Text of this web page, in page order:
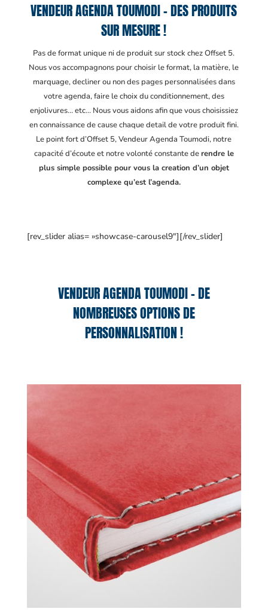
VENDEUR AGENDA TOUMODI – DES PRODUITS
SUR MESURE !
Pas de format unique ni de produit sur stock chez Offset 5.
Nous vos accompagnons pour choisir le format, la matière, le
marquage, decliner ou non des pages personnalisées dans
votre agenda, faire le choix du conditionnement, des
enjolivures… etc… Nous vous aidons afin que vous choisissiez
en connaissance de cause chaque detail de votre produit fini.
Le point fort d’Offset 5, Vendeur Agenda Toumodi, notre
capacité d’écoute et notre volonté constante derendre le
plus simple possible pour vous la creation d’un objet
complexe qu’est l’agenda.
[rev_slider alias= »showcase-carousel9″][/rev_slider]
VENDEUR AGENDA TOUMODI – DE
NOMBREUSES OPTIONS DE
PERSONNALISATION !